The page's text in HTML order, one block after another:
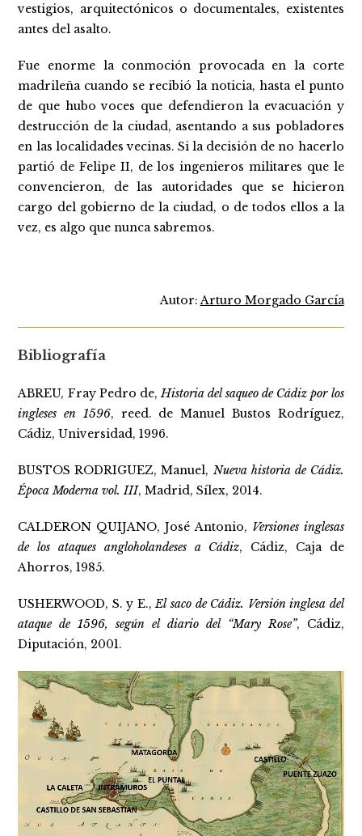
vestigios, arquitectónicos o documentales, existentes
antes del asalto.
Fue enorme la conmoción provocada en la corte
madrileña cuando se recibió la noticia, hasta el punto
de que hubo voces que defendieron la evacuación y
destrucción de la ciudad, asentando a sus pobladores
en las localidades vecinas. Si la decisión de no hacerlo
partió de Felipe II, de los ingenieros militares que le
convencieron, de las autoridades que se hicieron
cargo del gobierno de la ciudad, o de todos ellos a la
vez, es algo que nunca sabremos.
Autor:Arturo Morgado García
Bibliografía
ABREU, Fray Pedro de,Historia del saqueo de Cádiz por los
ingleses en 1596, reed. de Manuel Bustos Rodríguez,
Cádiz, Universidad, 1996.
BUSTOS RODRIGUEZ, Manuel, Nueva historia de Cádiz.
Época Moderna vol. III, Madrid, Sílex, 2014.
CALDERON QUIJANO, José Antonio, Versiones inglesas
de los ataques angloholandeses a Cádiz, Cádiz, Caja de
Ahorros, 1985.
USHERWOOD, S. y E.,El saco de Cádiz. Versión inglesa del
ataque de 1596, según el diario del “Mary Rose”, Cádiz,
Diputación, 2001.